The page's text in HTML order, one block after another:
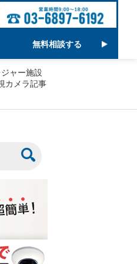
無料相談する
ジャー施設
カメラ記事